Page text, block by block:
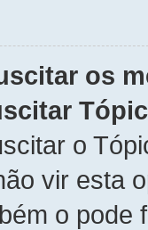
os
o
vir esta
o